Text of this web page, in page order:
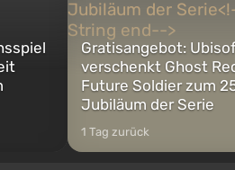
Gratisangebot:
verschenkt Ghost
Future Soldier zum
Jubiläum der Serie
1 Tag zurück